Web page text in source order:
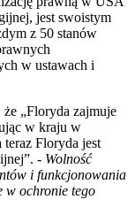
jest swoistym
z 50 stanów
w ustawach i
„Floryda zajmuje
w kraju w
Floryda jest
- Wolność
i funkcjonowania
w ochronie tego